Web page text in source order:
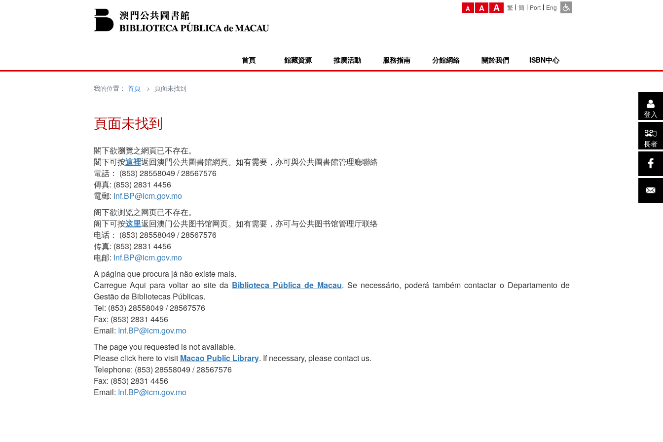
A A A 繁 簡 Port Eng
首頁 館藏資源 推廣活動 服務指南 分館網絡 關於我們 ISBN中心
登入
長者
我的位置： 首頁> 頁面未找到
頁面未找到
閣下欲瀏覽之網頁已不存在。
閣下可按這裡返回澳門公共圖書館網頁。如有需要，亦可與公共圖書館管理廳聯絡
電話： (853) 28558049 / 28567576
傳真: (853) 2831 4456
電郵: Inf.BP@icm.gov.mo
阁下欲浏览之网页已不存在。
阁下可按这里返回澳门公共图书馆网页。如有需要，亦可与公共图书馆管理厅联络
电话： (853) 28558049 / 28567576
传真: (853) 2831 4456
电邮: Inf.BP@icm.gov.mo
A página que procura já não existe mais.
Carregue Aqui para voltar ao site da Biblioteca Pública de Macau. Se necessário, poderá também contactar o Departamento de
Gestão de Bibliotecas Públicas.
Tel: (853) 28558049 / 28567576
Fax: (853) 2831 4456
Email: Inf.BP@icm.gov.mo
The page you requested is not available.
Please click here to visit Macao Public Library. If necessary, please contact us.
Telephone: (853) 28558049 / 28567576
Fax: (853) 2831 4456
Email: Inf.BP@icm.gov.mo